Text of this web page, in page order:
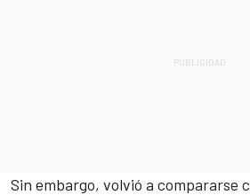
Sin embargo, volvió a compararse